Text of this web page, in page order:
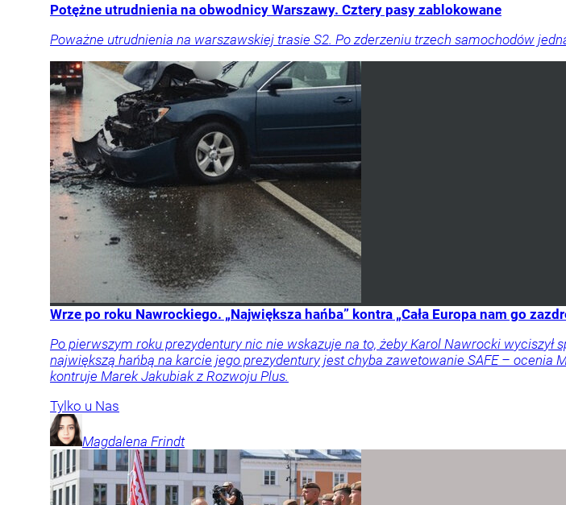
Potężne utrudnienia na obwodnicy Warszawy. Cztery pasy zablokowane
Poważne utrudnienia na warszawskiej trasie S2. Po zderzeniu trzech samochodów
Wrze po roku Nawrockiego. „Największa hańba” kontra „Cała Europa nam go
Po pierwszym roku prezydentury nic nie wskazuje na to, żeby Karol Nawrocki
największą hańbą na karcie jego prezydentury jest chyba zawetowanie SAFE – ocenia
kontruje Marek Jakubiak z Rozwoju Plus.
Tylko u Nas
Magdalena Frindt